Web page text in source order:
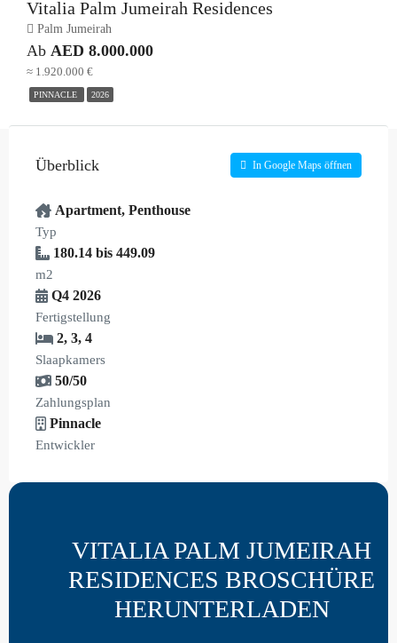
Vitalia Palm Jumeirah Residences
Palm Jumeirah
Ab AED 8.000.000
≈ 1.920.000 €
PINNACLE 2026
Überblick In Google Maps öffnen
Apartment, Penthouse
Typ
180.14 bis 449.09
m2
Q4 2026
Fertigstellung
2, 3, 4
Slaapkamers
50/50
Zahlungsplan
Pinnacle
Entwickler
VITALIA PALM JUMEIRAH
RESIDENCES BROSCHÜRE
HERUNTERLADEN